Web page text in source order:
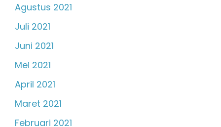
Agustus 2021
Juli 2021
Juni 2021
Mei 2021
April 2021
Maret 2021
Februari 2021